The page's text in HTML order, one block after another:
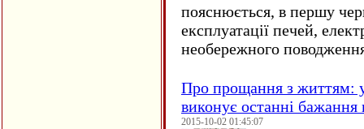
пояснюється, в першу
експлуатації печей,
необережного
Про прощання з життям:
виконує останні
2015-10-02 01:45:07